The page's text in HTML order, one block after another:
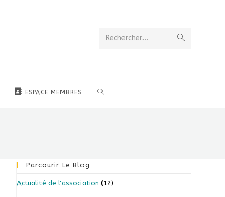
Rechercher…
ESPACE MEMBRES
Parcourir Le Blog
Actualité de l'association (12)